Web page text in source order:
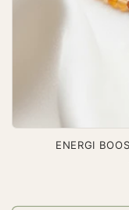
ENERGI